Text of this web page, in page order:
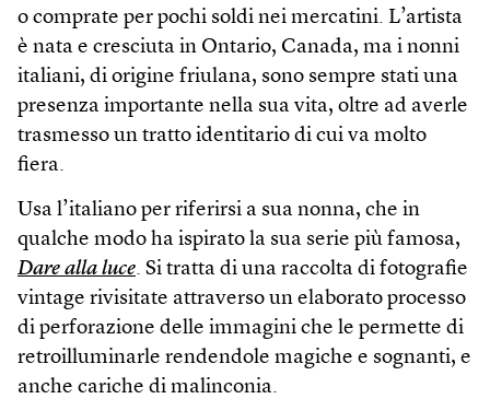
o comprate per pochi soldi nei mercatini. L’artista
è nata e cresciuta in Ontario, Canada, ma i nonni
italiani, di origine friulana, sono sempre stati una
presenza importante nella sua vita, oltre ad averle
trasmesso un tratto identitario di cui va molto
fiera.
Usa l’italiano per riferirsi a sua nonna, che in
qualche modo ha ispirato la sua serie più famosa,
Dare alla luce. Si tratta di una raccolta di fotografie
vintage rivisitate attraverso un elaborato processo
di perforazione delle immagini che le permette di
retroilluminarle rendendole magiche e sognanti, e
anche cariche di malinconia.